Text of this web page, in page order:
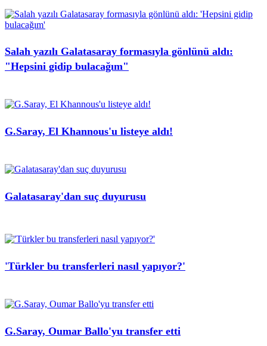
Salah yazılı Galatasaray formasıyla gönlünü aldı:
"Hepsini gidip bulacağım"
G.Saray, El Khannous'u listeye aldı!
Galatasaray'dan suç duyurusu
'Türkler bu transferleri nasıl yapıyor?'
G.Saray, Oumar Ballo'yu transfer etti